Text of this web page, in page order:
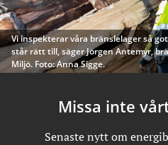
Vi inspekterar våra bränslelager så
står rätt till, säger Jörgen Antemyr,
Miljö. Foto: Anna Sigge.
Missa inte
Senaste nytt om